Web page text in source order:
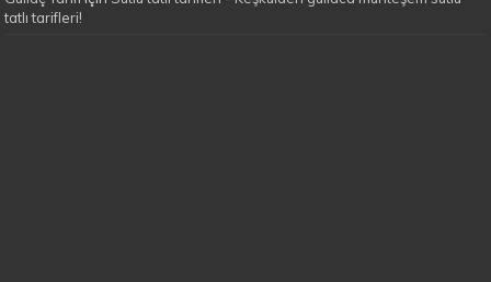
tatlı tarifleri!